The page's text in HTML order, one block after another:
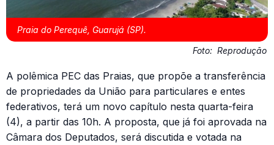
Praia do Perequê, Guarujá (SP).
Foto: Reprodução
A polêmica PEC das Praias, que propõe a transferência
de propriedades da União para particulares e entes
federativos, terá um novo capítulo nesta quarta-feira
(4), a partir das 10h. A proposta, que já foi aprovada na
Câmara dos Deputados, será discutida e votada na